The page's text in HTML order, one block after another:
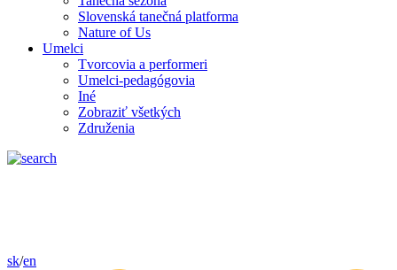
Slovenská tanečná platforma
Nature of Us
Umelci
Tvorcovia a performeri
Umelci-pedagógovia
Iné
Zobraziť všetkých
Združenia
sk/en